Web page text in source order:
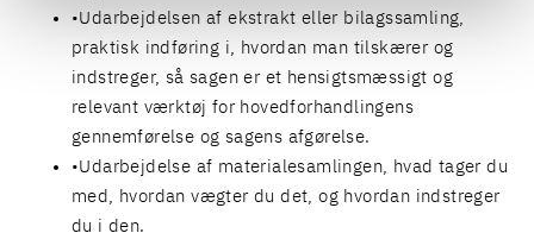
Udarbejdelsen af ekstrakt eller bilagssamling,
praktisk indføring i, hvordan man tilskærer og
indstreger, så sagen er et hensigtsmæssigt og
relevant værktøj for hovedforhandlingens
gennemførelse og sagens afgørelse.
Udarbejdelse af materialesamlingen, hvad tager du
med, hvordan vægter du det, og hvordan indstreger
du i den.